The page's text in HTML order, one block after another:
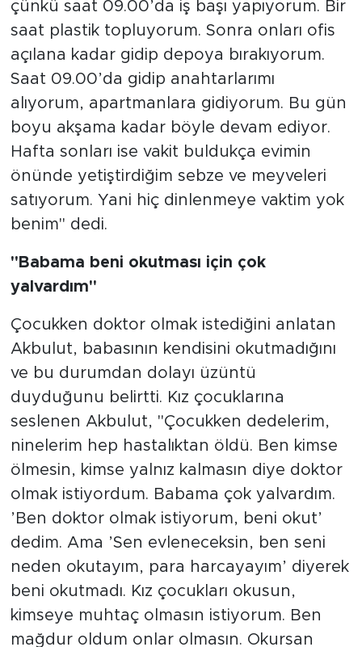
çünkü saat 09.00’da iş başı yapıyorum. Bir
saat plastik topluyorum. Sonra onları ofis
açılana kadar gidip depoya bırakıyorum.
Saat 09.00’da gidip anahtarlarımı
alıyorum, apartmanlara gidiyorum. Bu gün
boyu akşama kadar böyle devam ediyor.
Hafta sonları ise vakit buldukça evimin
önünde yetiştirdiğim sebze ve meyveleri
satıyorum. Yani hiç dinlenmeye vaktim yok
benim" dedi.
"Babama beni okutması için çok
yalvardım"
Çocukken doktor olmak istediğini anlatan
Akbulut, babasının kendisini okutmadığını
ve bu durumdan dolayı üzüntü
duyduğunu belirtti. Kız çocuklarına
seslenen Akbulut, "Çocukken dedelerim,
ninelerim hep hastalıktan öldü. Ben kimse
ölmesin, kimse yalnız kalmasın diye doktor
olmak istiyordum. Babama çok yalvardım.
’Ben doktor olmak istiyorum, beni okut’
dedim. Ama ’Sen evleneceksin, ben seni
neden okutayım, para harcayayım’ diyerek
beni okutmadı. Kız çocukları okusun,
kimseye muhtaç olmasın istiyorum. Ben
mağdur oldum onlar olmasın. Okursan